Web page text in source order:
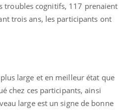
troubles cognitifs, 117 prenaient
trois ans, les participants ont
large et en meilleur état que
chez ces participants, ainsi
large est un signe de bonne
Chronique des Mains : se
pour l’été !Youtube